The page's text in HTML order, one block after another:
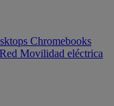
Chromebooks
Red Movilidad eléctrica